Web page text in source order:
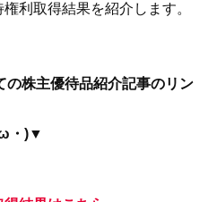
利取得結果を紹介します。
の株主優待品紹介記事のリン
ω・)▼